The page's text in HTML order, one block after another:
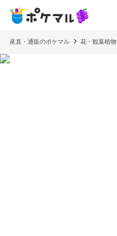
産直・通販のポケマル 花・観葉植物